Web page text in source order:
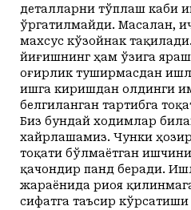
деталларни тўплаш каби
ўргатилмайди. Масалан,
махсус кўзойнак
йиғишнинг ҳам ўзига
оғирлик туширмасдан
ишга киришдан олдинги
белгиланган тартибга
Биз бундай ходимлар
хайрлашамиз. Чунки
тоқати бўлмаётган
қачондир панд беради.
жараёнида риоя
сифатга таъсир